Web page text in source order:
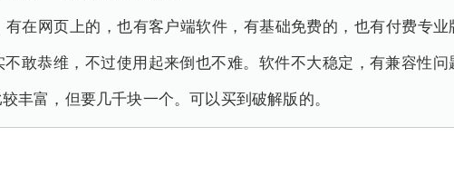
在网页上的，也有客户端软件，有基础免费的，也有付费专
敢恭维，不过使用起来倒也不难。软件不大稳定，有兼容性
丰富，但要几千块一个。可以买到破解版的。